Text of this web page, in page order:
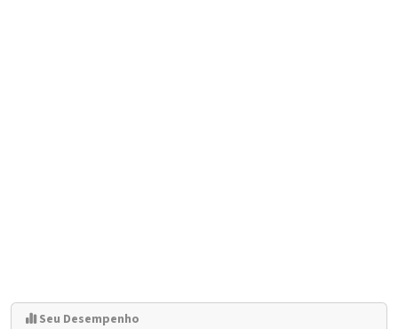
Seu Desempenho